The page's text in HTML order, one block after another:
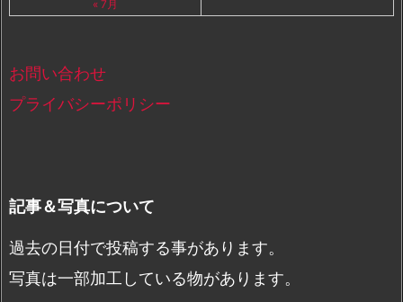
« 7月
お問い合わせ
プライバシーポリシー
記事＆写真について
過去の日付で投稿する事があります。
写真は一部加工している物があります。